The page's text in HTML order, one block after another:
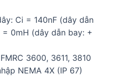
Ci = 140nF (dây dẫn
0mH (dây dẫn bay: +
3600, 3611, 3810
NEMA 4X (IP 67)